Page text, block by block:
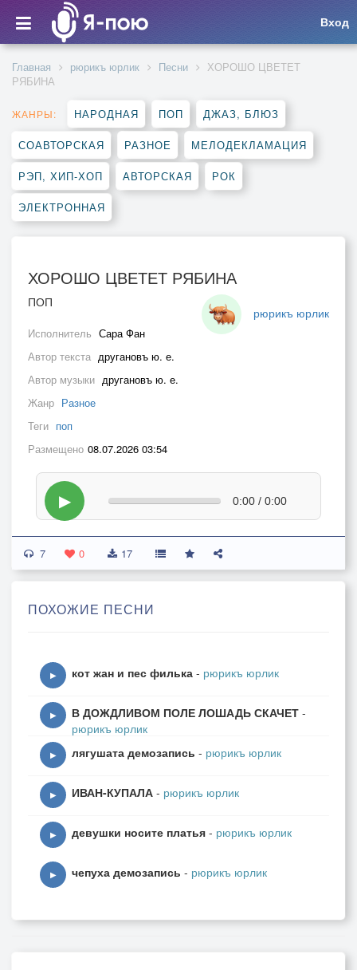
Вход
Главная рюрикъ юрлик Песни
ХОРОШО ЦВЕТЕТ
РЯБИНА
ЖАНРЫ: НАРОДНАЯ ПОП ДЖАЗ, БЛЮЗ
СОАВТОРСКАЯ РАЗНОЕ МЕЛОДЕКЛАМАЦИЯ
РЭП, ХИП-ХОП АВТОРСКАЯ РОК
ЭЛЕКТРОННАЯ
ХОРОШО ЦВЕТЕТ РЯБИНА
рюрикъ юрлик
ПОП
Исполнитель Сара Фан
Автор текста другановъ ю. е.
Автор музыки другановъ ю. е.
Жанр Разное
Теги поп
Размещено 08.07.2026 03:54
▶ 0:00 / 0:00
7 0 17
ПОХОЖИЕ ПЕСНИ
▶ кот жан и пес филька - рюрикъ юрлик
▶ В ДОЖДЛИВОМ ПОЛЕ ЛОШАДЬ СКАЧЕТ -
рюрикъ юрлик
▶ лягушата демозапись - рюрикъ юрлик
▶ ИВАН-КУПАЛА - рюрикъ юрлик
▶ девушки носите платья - рюрикъ юрлик
▶ чепуха демозапись - рюрикъ юрлик